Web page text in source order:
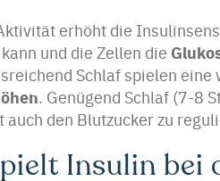
erhöht die
und die Zellen die
Schlaf spielen
. Genügend Schlaf (7-8
den Blutzucker zu
Insulin bei